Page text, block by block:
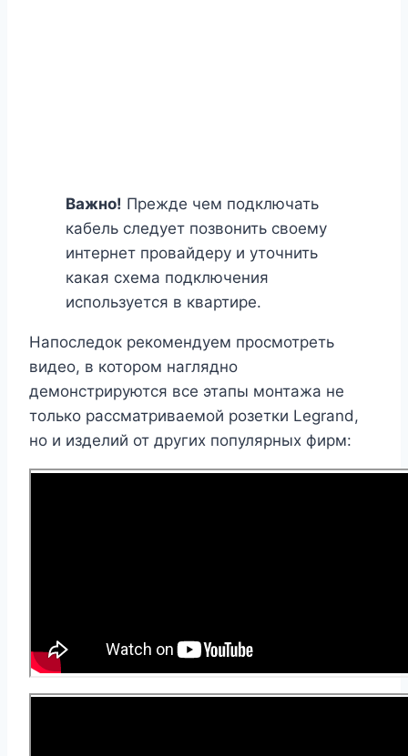
Важно! Прежде чем подключать
кабель следует позвонить своему
интернет провайдеру и уточнить
какая схема подключения
используется в квартире.
Напоследок рекомендуем просмотреть
видео, в котором наглядно
демонстрируются все этапы монтажа не
только рассматриваемой розетки Legrand,
но и изделий от других популярных фирм: